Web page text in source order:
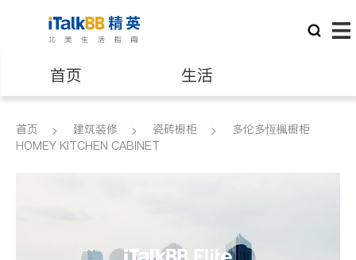
首页 生活
医生 律师
首页 建筑装修 瓷砖橱柜
多伦多恆楓橱柜
HOMEY KITCHEN CABINET